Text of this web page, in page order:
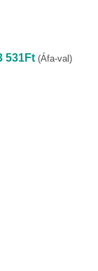
531Ft (Áfa-val)